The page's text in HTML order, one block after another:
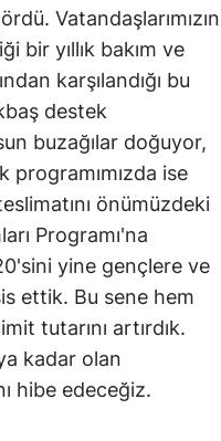
Vatandaşlarımızın
bir yıllık bakım ve
karşılandığı bu
destek
buzağılar doğuyor,
ise
önümüzdeki
Programı'na
yine gençlere ve
ettik. Bu sene hem
tutarını artırdık.
kadar olan
hibe edeceğiz.